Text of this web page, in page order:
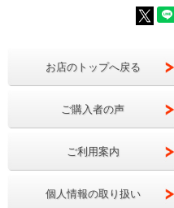
おいしくて、安心して食
お店のトップへ戻る
ご購入者の声
ご利用案内
個人情報の取り扱い